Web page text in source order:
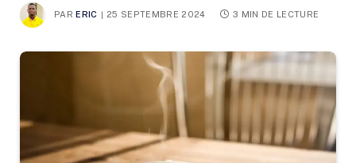
PAR ERIC 25 SEPTEMBRE 2024 3 MIN DE LECTURE